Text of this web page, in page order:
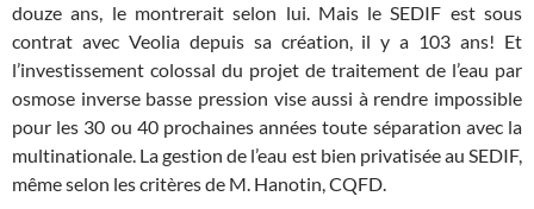
douze ans, le montrerait selon lui. Mais le SEDIF est sous
contrat avec Veolia depuis sa création, il y a 103 ans! Et
l’investissement colossal du projet de traitement de l’eau par
osmose inverse basse pression vise aussi à rendre impossible
pour les 30 ou 40 prochaines années toute séparation avec la
multinationale. La gestion de l’eau est bien privatisée au SEDIF,
même selon les critères de M. Hanotin, CQFD.